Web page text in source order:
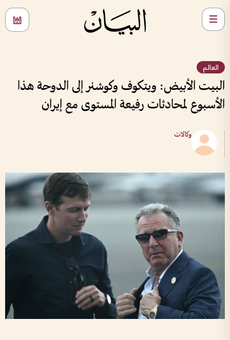
العالم
البيت الأبيض: ويتكوف وكوشنر إلى الدوحة هذا
الأسبوع لمحادثات رفيعة المستوى مع إيران
وكالات